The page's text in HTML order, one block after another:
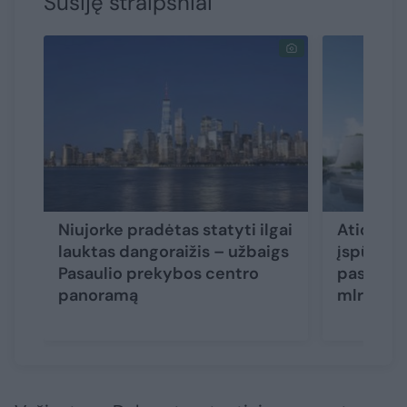
Niujorke pradėtas statyti ilgai
lauktas dangoraižis – užbaigs
Pasaulio prekybos centro
panoramą
mlrd.